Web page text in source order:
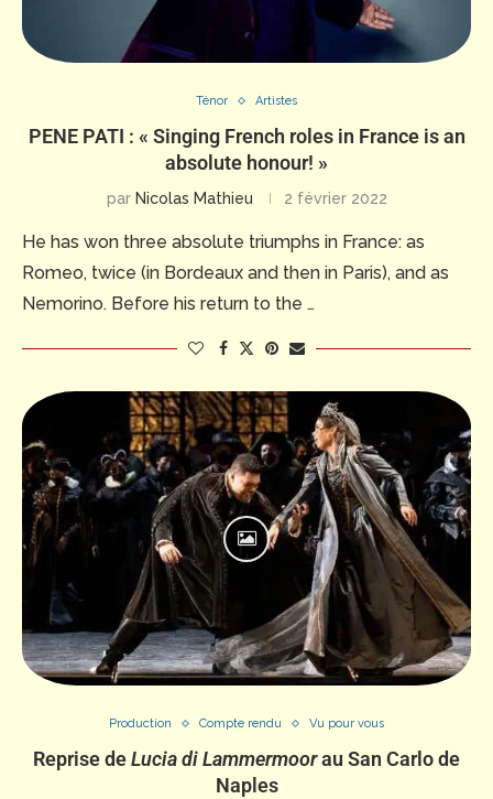
Ténor Artistes
PENE PATI : « Singing French roles in France is an
absolute honour! »
par Nicolas Mathieu 2 février 2022
He has won three absolute triumphs in France: as
Romeo, twice (in Bordeaux and then in Paris), and as
Nemorino. Before his return to the …
Production Compte rendu Vu pour vous
Reprise deLucia di Lammermoorau San Carlo de
Naples